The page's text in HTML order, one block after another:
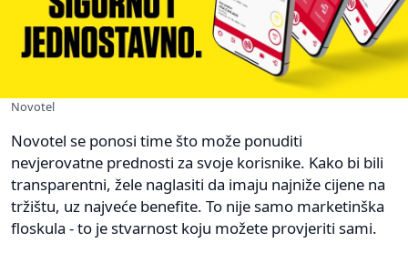
Novotel
Novotel se ponosi time što može ponuditi
nevjerovatne prednosti za svoje korisnike. Kako bi bili
transparentni, žele naglasiti da imaju najniže cijene na
tržištu, uz najveće benefite. To nije samo marketinška
floskula - to je stvarnost koju možete provjeriti sami.